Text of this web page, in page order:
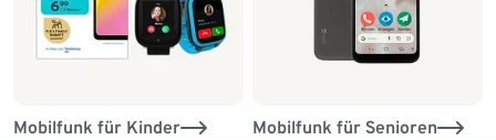
Mobilfunk für Kinder Mobilfunk für Senioren